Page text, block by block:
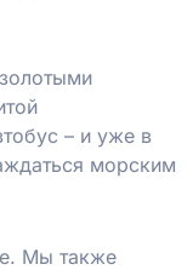
– и уже в
морским
Мы также